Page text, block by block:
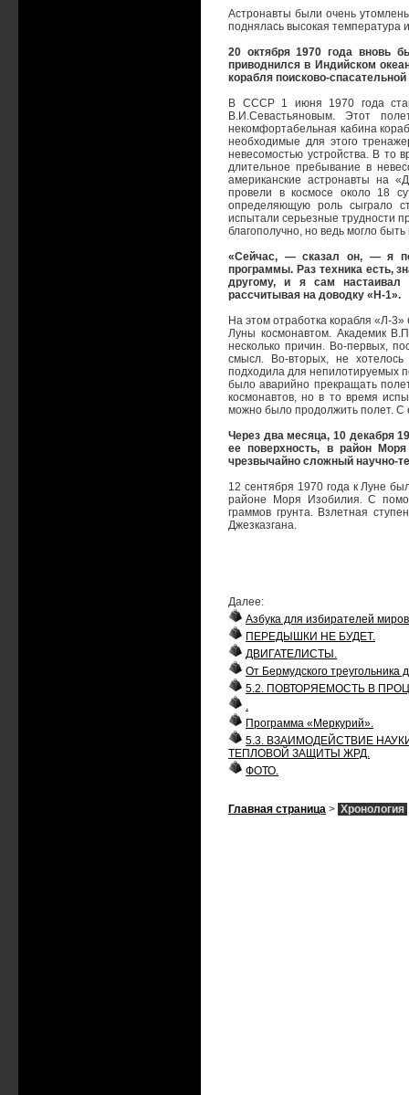
Астронавты были очень
поднялась высокая температура
20 октября 1970 года вновь
приводнился в Индийском
корабля поисково-
В СССР 1 июня 1970 года
В.И.Севастьяновым. Этот
некомфортабельная кабина
необходимые для этого
невесомостью устройства. В то
длительное пребывание в
американские астронавты на
провели в космосе около 18
определяющую роль сыграло
испытали серьезные трудности
благополучно, но ведь могло быть
«Сейчас, — сказал он, — я
программы. Раз техника есть,
другому, и я сам
рассчитывая на доводку «Н-1».
На этом отработка корабля «Л-
Луны космонавтом. Академик
несколько причин. Во-первых,
смысл. Во-вторых, не
подходила для непилотируемых
было аварийно прекращать
космонавтов, но в то время
можно было продолжить полет. С
Через два месяца, 10 декабря
ее поверхность, в район
чрезвычайно сложный научно-
12 сентября 1970 года к Луне
районе Моря Изобилия. С
граммов грунта. Взлетная
Джезказгана.
Далее:
Азбука для избирателей
ПЕРЕДЫШКИ НЕ БУДЕТ.
ДВИГАТЕЛИСТЫ.
От Бермудского треугольника
5.2. ПОВТОРЯЕМОСТЬ В
.
Программа «Меркурий».
5.3. ВЗАИМОДЕЙСТВИЕ
ТЕПЛОВОЙ ЗАЩИТЫ ЖРД.
ФОТО.
Главная страница > Хронология